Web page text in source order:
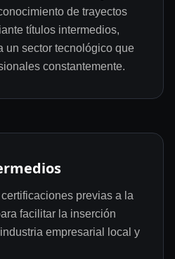
de trayectos
títulos intermedios,
un sector tecnológico que
constantemente.
previas a la
facilitar la inserción
empresarial local y